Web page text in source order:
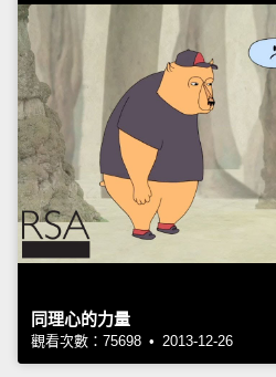
同理心的力量
觀看次數：75698 • 2013-12-26